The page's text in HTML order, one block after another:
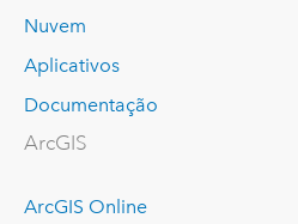
Nuvem
Aplicativos
Documentação
ArcGIS
ArcGIS Online